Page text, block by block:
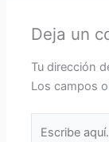
Deja un
Tu dirección
Los campos